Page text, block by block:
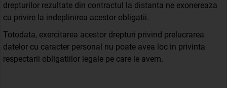
drepturilor rezultate din contractul la distanta ne exonereaza
cu privire la indeplinirea acestor obligatii.
Totodata, exercitarea acestor drepturi privind prelucrarea
datelor cu caracter personal nu poate avea loc in privinta
respectarii obligatiilor legale pe care le avem.